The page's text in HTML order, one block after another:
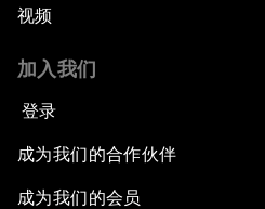
视频
加入我们
登录
成为我们的合作伙伴
成为我们的会员